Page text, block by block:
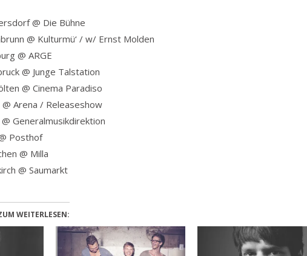
@ Die Bühne
@ Kulturmü‘ / w/ Ernst Molden
@ ARGE
@ Junge Talstation
@ Cinema Paradiso
Arena / Releaseshow
Generalmusikdirektion
Posthof
@ Milla
@ Saumarkt
WEITERLESEN: